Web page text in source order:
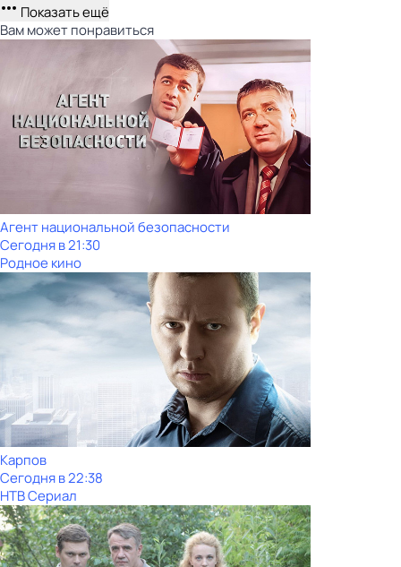
Показать ещё
Вам может понравиться
Агент национальной безопасности
Сегодня в 21:30
Родное кино
Карпов
Сегодня в 22:38
НТВ Сериал